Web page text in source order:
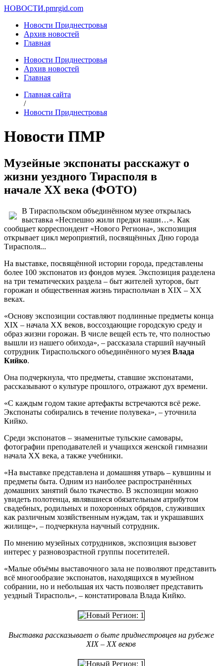
НОВОСТИ.pmrgid.com
Новости Приднестровья
Архив новостей
Главная
Новости Приднестровья
Архив новостей
Главная
Главная сайта
/
Новости Приднестровья
Новости ПМР
Музейные экспонаты расскажут о
жизни уездного Тирасполя в
начале XX века (ФОТО)
В Тираспольском объединённом музее открылась
выставка «Неспешно жили предки наши…». Как
сообщает корреспондент «Нового Региона», экспозиция
открывает цикл мероприятий, посвящённых Дню города
Тирасполя...
На выставке, посвящённой истории города, представлены
более 100 экспонатов из фондов музея. Экспозиция разделена
на три тематических раздела – быт жителей хуторов, быт
горожан и общественная жизнь тираспольчан в XIX – ХХ
веках.
«Основу экспозиции составляют подлинные предметы конца
XIX – начала ХХ веков, воссоздающие городскую среду и
образ жизни горожан. В числе вещей есть те, что полностью
вышли из нашего обихода», – рассказала старший научный
сотрудник Тираспольского объединённого музея Влада
Кийко.
Она подчеркнула, что предметы, ставшие экспонатами,
рассказывают о культуре прошлого, отражают дух времени.
«С каждым годом такие артефакты встречаются всё реже.
Экспонаты собирались в течение полувека», – уточнила
Кийко.
Среди экспонатов – знаменитые тульские самовары,
фотографии преподавателей и учащихся женской гимназии
начала XX века, а также учебники.
«На выставке представлена и домашняя утварь – кувшины и
предметы быта. Одним из наиболее распространённых
домашних занятий было ткачество. В экспозиции можно
увидеть полотенца, являвшиеся обязательным атрибутом
свадебных, родильных и похоронных обрядов, служивших
как различным хозяйственным нуждам, так и украшавших
жилище», – подчеркнула научный сотрудник.
По мнению музейных сотрудников, экспозиция вызовет
интерес у разновозрастной группы посетителей.
«Малые объёмы выставочного зала не позволяют представить
всё многообразие экспонатов, находящихся в музейном
собрании, но и небольшая их часть позволяет представить
уездный Тирасполь», – констатировала Влада Кийко.
Выставка рассказывает о быте приднестровцев на рубеже
XIX – XX веков